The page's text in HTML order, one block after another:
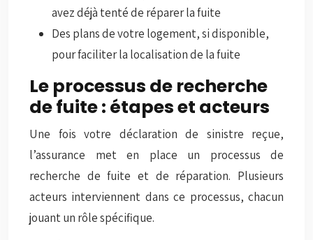
avez déjà tenté de réparer la fuite
Des plans de votre logement, si disponible,
pour faciliter la localisation de la fuite
Le processus de recherche
de fuite : étapes et acteurs
Une fois votre déclaration de sinistre reçue,
l’assurance met en place un processus de
recherche de fuite et de réparation. Plusieurs
acteurs interviennent dans ce processus, chacun
jouant un rôle spécifique.